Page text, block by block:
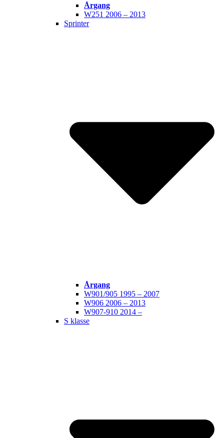
Årgang
W251 2006 – 2013
Sprinter
Årgang
W901/905 1995 – 2007
W906 2006 – 2013
W907-910 2014 –
S klasse